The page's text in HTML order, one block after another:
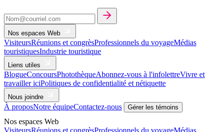
Nos espaces Web
VisiteursRéunions et congrèsProfessionnels du voyageMédias
touristiquesIndustrie touristique
Liens utiles
BlogueConcoursPhotothèqueAbonnez-vous à l'infolettreVivre et
travailler iciPolitiques de confidentialité et nétiquette
Nous joindre
À proposNotre équipeContactez-nous Gérer les témoins
Nos espaces Web
VisiteursRéunions et congrèsProfessionnels du voyageMédias